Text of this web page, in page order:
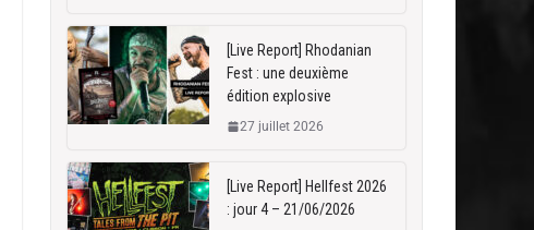
[Live Report] Rhodanian
Fest : une deuxième
édition explosive
27 juillet 2026
[Live Report] Hellfest 2026
: jour 4 – 21/06/2026